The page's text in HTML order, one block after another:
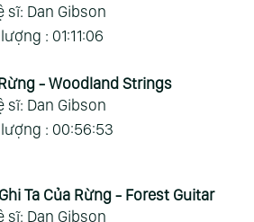
sĩ: Dan Gibson
: 01:11:06
- Woodland Strings
sĩ: Dan Gibson
: 00:56:53
Ta Của Rừng - Forest Guitar
sĩ: Dan Gibson